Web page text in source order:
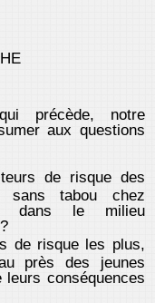
précède, notre
aux questions
de risque des
sans tabou chez
dans le milieu
de risque les plus,
près des jeunes
conséquences